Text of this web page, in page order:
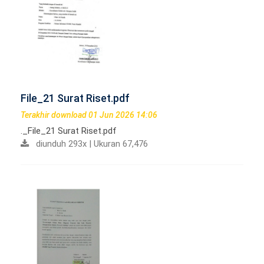
File_21 Surat Riset.pdf
Terakhir download 01 Jun 2026 14:06
._File_21 Surat Riset.pdf
diunduh 293x | Ukuran 67,476